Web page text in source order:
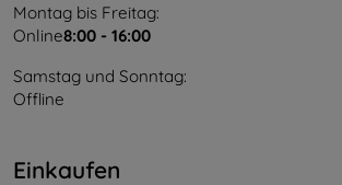
Montag bis Freitag:
Online8:00 - 16:00
Samstag und Sonntag:
Offline
Einkaufen